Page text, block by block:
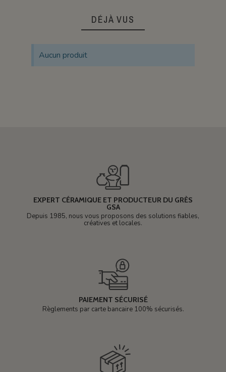
DÉJÀ VUS
Aucun produit
EXPERT CÉRAMIQUE ET PRODUCTEUR DU GRÈS
GSA
Depuis 1985, nous vous proposons des solutions fiables,
créatives et locales.
PAIEMENT SÉCURISÉ
Règlements par carte bancaire 100% sécurisés.